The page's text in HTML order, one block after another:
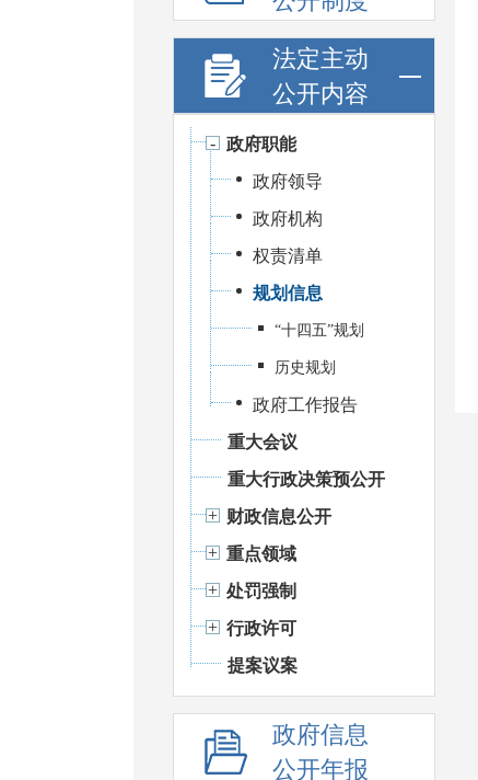
法定主动
公开内容
政府职能
政府领导
政府机构
权责清单
规划信息
“十四五”规划
历史规划
政府工作报告
重大会议
重大行政决策预公开
财政信息公开
重点领域
处罚强制
行政许可
提案议案
政府信息
公开年报